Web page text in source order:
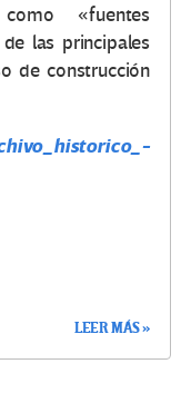
«fuentes
las principales
de construcción
LEER MÁS »